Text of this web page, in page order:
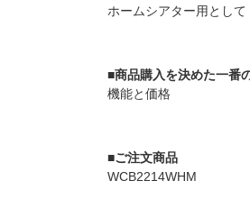
ホームシアター用として
■商品購入を決めた一番
機能と価格
■ご注文商品
WCB2214WHM